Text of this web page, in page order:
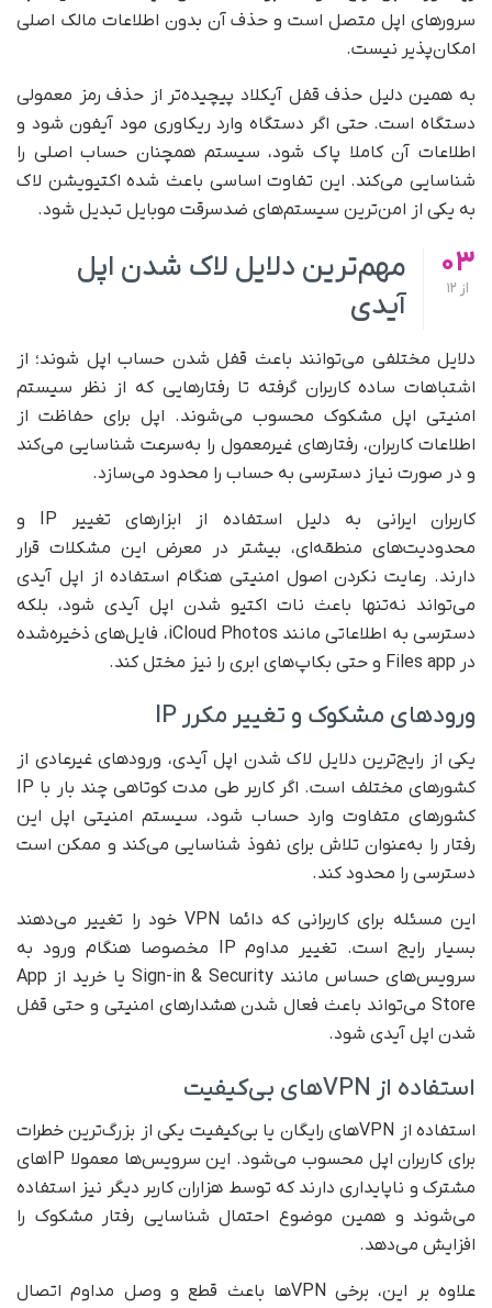
سرورهای اپل متصل است و حذف آن بدون اطلاعات مالک اصلی
امکان‌پذیر نیست.
به همین دلیل حذف قفل آیکلاد پیچیده‌تر از حذف رمز معمولی
دستگاه است. حتی اگر دستگاه وارد ریکاوری مود آیفون شود و
اطلاعات آن کاملا پاک شود، سیستم همچنان حساب اصلی را
شناسایی می‌کند. این تفاوت اساسی باعث شده اکتیویشن لاک
به یکی از امن‌ترین سیستم‌های ضدسرقت موبایل تبدیل شود.
03
از
مهم‌ترین دلایل لاک شدن اپل
آیدی
دلایل مختلفی می‌توانند باعث قفل شدن حساب اپل شوند؛ از
اشتباهات ساده کاربران گرفته تا رفتارهایی که از نظر سیستم
امنیتی اپل مشکوک محسوب می‌شوند. اپل برای حفاظت از
اطلاعات کاربران، رفتارهای غیرمعمول را به‌سرعت شناسایی می‌کند
و در صورت نیاز دسترسی به حساب را محدود می‌سازد.
کاربران ایرانی به دلیل استفاده از ابزارهای تغییر IP و
محدودیت‌های منطقه‌ای، بیشتر در معرض این مشکلات قرار
دارند. رعایت نکردن اصول امنیتی هنگام استفاده از اپل آیدی
می‌تواند نه‌تنها باعث نات اکتیو شدن اپل آیدی شود، بلکه
دسترسی به اطلاعاتی مانند iCloud Photos، فایل‌های ذخیره‌شده
در Files app و حتی بکاپ‌های ابری را نیز مختل کند.
ورودهای مشکوک و تغییر مکرر IP
یکی از رایج‌ترین دلایل لاک شدن اپل آیدی، ورودهای غیرعادی از
کشورهای مختلف است. اگر کاربر طی مدت کوتاهی چند بار با IP
کشورهای متفاوت وارد حساب شود، سیستم امنیتی اپل این
رفتار را به‌عنوان تلاش برای نفوذ شناسایی می‌کند و ممکن است
دسترسی را محدود کند.
این مسئله برای کاربرانی که دائما VPN خود را تغییر می‌دهند
بسیار رایج است. تغییر مداوم IP مخصوصا هنگام ورود به
سرویس‌های حساس مانند Sign-in & Security یا خرید از App
Store می‌تواند باعث فعال شدن هشدارهای امنیتی و حتی قفل
شدن اپل آیدی شود.
استفاده از VPNهای بی‌کیفیت
استفاده از VPNهای رایگان یا بی‌کیفیت یکی از بزرگ‌ترین خطرات
برای کاربران اپل محسوب می‌شود. این سرویس‌ها معمولا IPهای
مشترک و ناپایداری دارند که توسط هزاران کاربر دیگر نیز استفاده
می‌شوند و همین موضوع احتمال شناسایی رفتار مشکوک را
افزایش می‌دهد.
علاوه بر این، برخی VPNها باعث قطع و وصل مداوم اتصال